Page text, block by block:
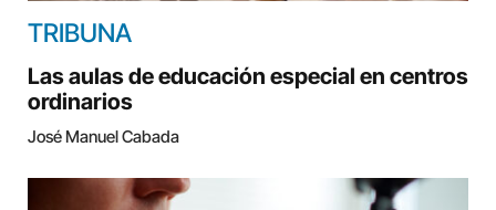
TRIBUNA
Las aulas de educación especial en centros
ordinarios
José Manuel Cabada